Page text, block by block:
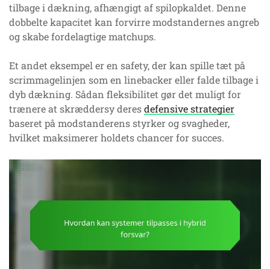
tilbage i dækning, afhængigt af spilopkaldet. Denne
dobbelte kapacitet kan forvirre modstandernes angreb
og skabe fordelagtige matchups.
Et andet eksempel er en safety, der kan spille tæt på
scrimmagelinjen som en linebacker eller falde tilbage i
dyb dækning. Sådan fleksibilitet gør det muligt for
trænere at skræddersy deresdefensive strategier
baseret på modstanderens styrker og svagheder,
hvilket maksimerer holdets chancer for succes.